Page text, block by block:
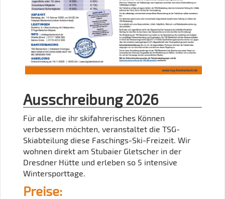
Ausschreibung 2026
Für alle, die ihr skifahrerisches Können
verbessern möchten, veranstaltet die TSG-
Skiabteilung diese Faschings-Ski-Freizeit. Wir
wohnen direkt am Stubaier Gletscher in der
Dresdner Hütte und erleben so 5 intensive
Wintersporttage.
Preise: